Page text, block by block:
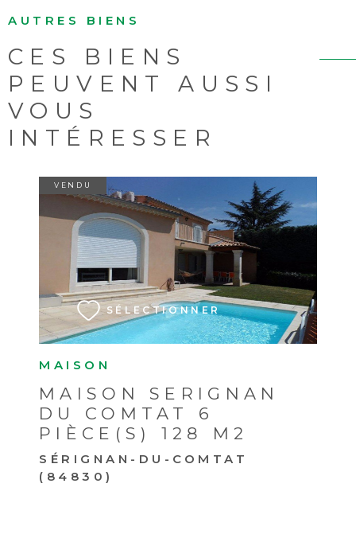
AUTRES BIENS
CES BIENS
PEUVENT AUSSI
VOUS
INTÉRESSER
MAISON
MAISON SERIGNAN
DU COMTAT 6
PIÈCE(S) 128 M2
SÉRIGNAN-DU-COMTAT
(84830)
VENDU
SÉLECTIONNER
VOIR LE BIEN